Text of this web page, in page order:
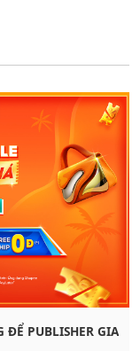
ĐỂ PUBLISHER GIA